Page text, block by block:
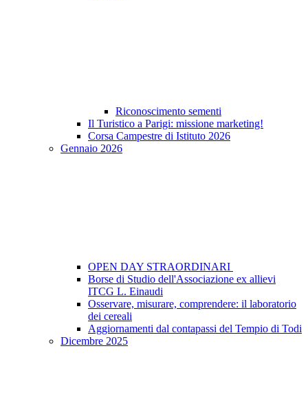
Riconoscimento sementi
Il Turistico a Parigi: missione marketing!
Corsa Campestre di Istituto 2026
Gennaio 2026
OPEN DAY STRAORDINARI
Borse di Studio dell'Associazione ex allievi
ITCG L. Einaudi
Osservare, misurare, comprendere: il laboratorio
dei cereali
Aggiornamenti dal contapassi del Tempio di Todi
Dicembre 2025